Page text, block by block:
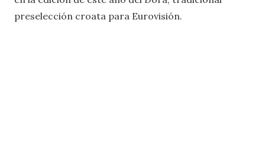
preselección croata para Eurovisión.